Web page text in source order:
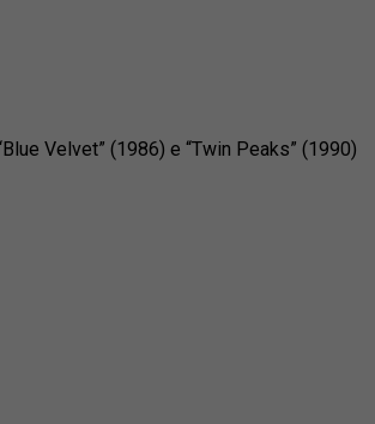
Velvet” (1986) e “Twin Peaks” (1990)